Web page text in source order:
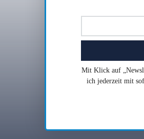
Mit Klick auf
ich jederzeit mit